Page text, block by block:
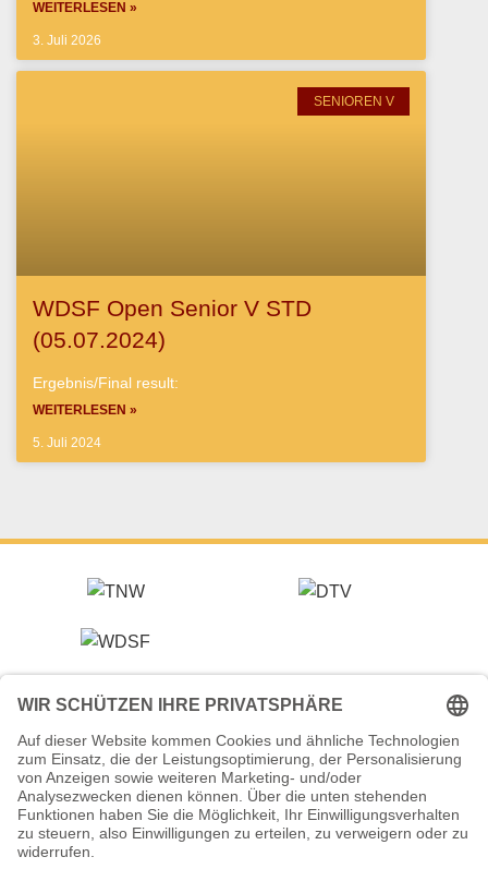
WEITERLESEN »
3. Juli 2026
SENIOREN V
WDSF Open Senior V STD
(05.07.2024)
Ergebnis/Final result:
WEITERLESEN »
5. Juli 2024
Veranstalter (Ausrichter):
Tanzsportverband Nordrhein-Westfalen e.V.
Veranstaltungsort:
Historische Stadthalle Wuppertal
Johannisberg 40
42103 Wuppertal